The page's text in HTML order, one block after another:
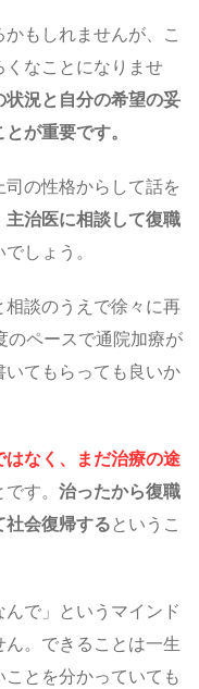
もしれませんが、こ
なことになりませ
況と自分の希望の妥
が重要です。
の性格からして話を
主治医に相談して復職
しょう。
相談のうえで徐々に再
のペースで通院加療が
てもらっても良いか
なく、まだ治療の途
す。 治ったから復職
会復帰するというこ
で」というマインド
。できることは一生
とを分かっていても